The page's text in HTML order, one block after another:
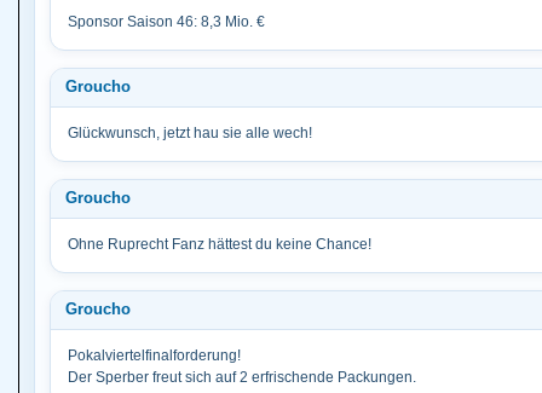
Sponsor Saison 46: 8,3 Mio. €
Groucho
Glückwunsch, jetzt hau sie alle wech!
Groucho
Ohne Ruprecht Fanz hättest du keine Chance!
Groucho
Pokalviertelfinalforderung!
Der Sperber freut sich auf 2 erfrischende Packungen.